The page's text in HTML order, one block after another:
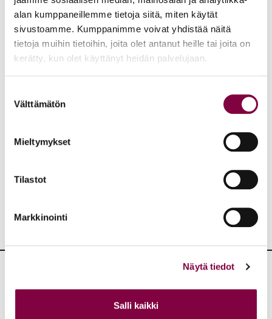
alan kumppaneillemme tietoja siitä, miten käytät
sivustoamme. Kumppanimme voivat yhdistää näitä
tietoja muihin tietoihin, joita olet antanut heille tai joita on
kerätty, kun olet käyttänyt heidän palvelujaan.
valinta
Välttämätön
Mieltymykset
Tilastot
Markkinointi
Näytä tiedot
Salli kaikki
Vuotta 2015!
Kirjoittaja on Lakimiesliiton hallituksen jäsen ja
yksityissektorin valiokunnan puheenjohtaja. Hän
Lisää artikkeleita